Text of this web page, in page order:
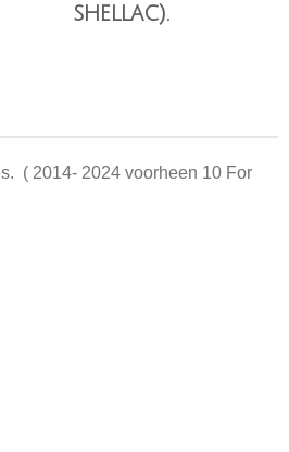
shellac).
( 2014- 2024 voorheen 10 For